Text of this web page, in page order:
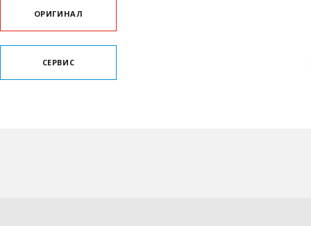
ОРИГИНАЛ
СЕРВИС